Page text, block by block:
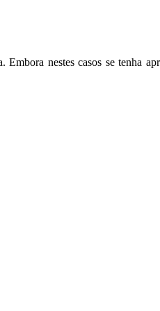
Embora nestes casos se tenha